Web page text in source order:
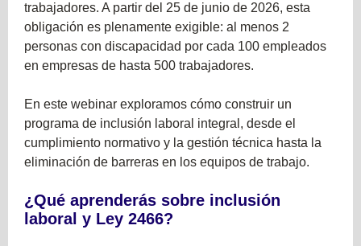
trabajadores. A partir del 25 de junio de 2026, esta
obligación es plenamente exigible: al menos 2
personas con discapacidad por cada 100 empleados
en empresas de hasta 500 trabajadores.
En este webinar exploramos cómo construir un
programa de inclusión laboral integral, desde el
cumplimiento normativo y la gestión técnica hasta la
eliminación de barreras en los equipos de trabajo.
¿Qué aprenderás sobre inclusión
laboral y Ley 2466?